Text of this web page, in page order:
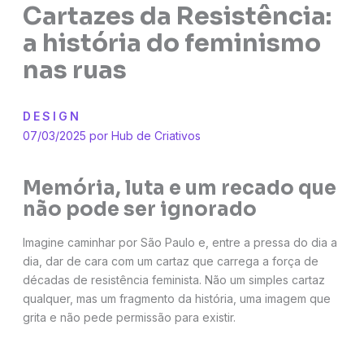
Cartazes da Resistência:
a história do feminismo
nas ruas
DESIGN
07/03/2025 por Hub de Criativos
Memória, luta e um recado que
não pode ser ignorado
Imagine caminhar por São Paulo e, entre a pressa do dia a
dia, dar de cara com um cartaz que carrega a força de
décadas de resistência feminista. Não um simples cartaz
qualquer, mas um fragmento da história, uma imagem que
grita e não pede permissão para existir.